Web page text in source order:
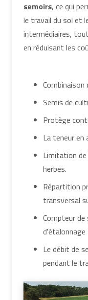
semoirs, ce qui
le travail du sol et
intermédiaires,
en réduisant les
Semis de
Protège
La teneur
Limitation de
herbes.
Répartition
transversal
Compteur
Le débit de
pendant le